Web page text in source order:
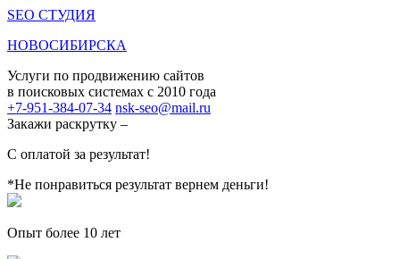
SEO СТУДИЯ
НОВОСИБИРСКА
Услуги по продвижению сайтов
в поисковых системах c 2010 года
+7-951-384-07-34 nsk-seo@mail.ru
Закажи раскрутку –
С оплатой за результат!
*Не понравиться результат вернем деньги!
Опыт более 10 лет